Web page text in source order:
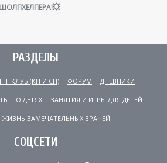
РАЗДЕЛЫ
КЛУБ (КП И СП) ФОРУМ ДНЕВНИКИ
О ДЕТЯХ ЗАНЯТИЯ И ИГРЫ ДЛЯ ДЕТЕЙ
ЖИЗНЬ ЗАМЕЧАТЕЛЬНЫХ ВРАЧЕЙ
СОЦСЕТИ